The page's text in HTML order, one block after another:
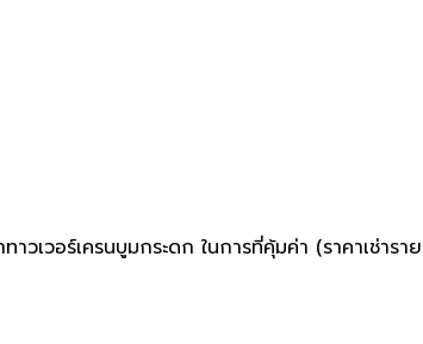
ทาวเวอร์เครนบูมกระดก ในการที่คุ้มค่า (ราคาเช่